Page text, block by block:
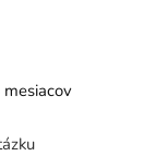
mesiacov